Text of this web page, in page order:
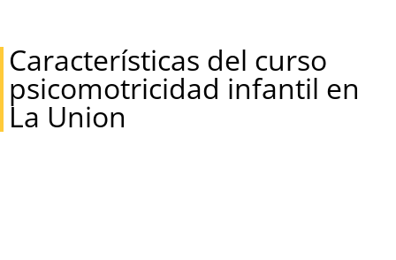
Características del curso
psicomotricidad infantil en
La Union